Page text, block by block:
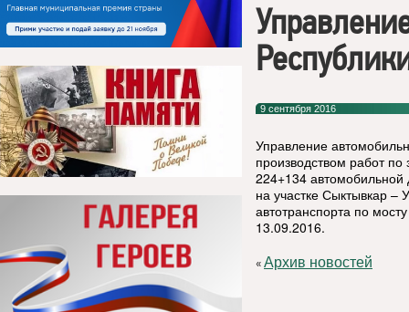
9 сентября 2016
Управление
производством работ
224+134
на участке Сыктывкар –
автотранспорта по
13.09.2016.
«Архив новостей